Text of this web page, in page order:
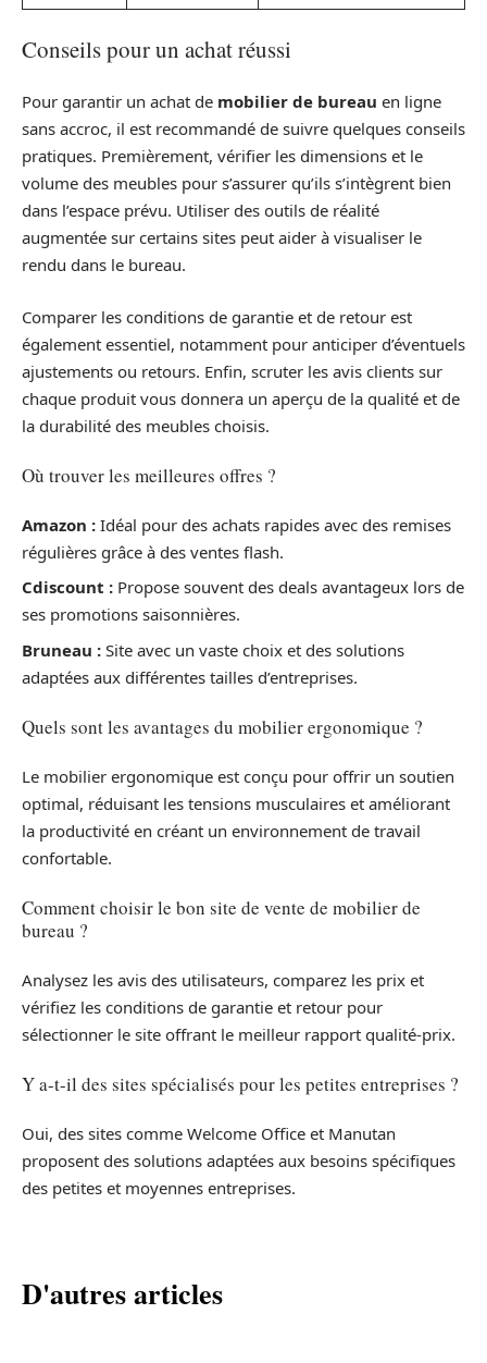
Conseils pour un achat réussi
Pour garantir un achat de mobilier de bureau en ligne
sans accroc, il est recommandé de suivre quelques conseils
pratiques. Premièrement, vérifier les dimensions et le
volume des meubles pour s’assurer qu’ils s’intègrent bien
dans l’espace prévu. Utiliser des outils de réalité
augmentée sur certains sites peut aider à visualiser le
rendu dans le bureau.
Comparer les conditions de garantie et de retour est
également essentiel, notamment pour anticiper d’éventuels
ajustements ou retours. Enfin, scruter les avis clients sur
chaque produit vous donnera un aperçu de la qualité et de
la durabilité des meubles choisis.
Où trouver les meilleures offres ?
Amazon : Idéal pour des achats rapides avec des remises
régulières grâce à des ventes flash.
Cdiscount : Propose souvent des deals avantageux lors de
ses promotions saisonnières.
Bruneau : Site avec un vaste choix et des solutions
adaptées aux différentes tailles d’entreprises.
Quels sont les avantages du mobilier ergonomique ?
Le mobilier ergonomique est conçu pour offrir un soutien
optimal, réduisant les tensions musculaires et améliorant
la productivité en créant un environnement de travail
confortable.
Comment choisir le bon site de vente de mobilier de
bureau ?
Analysez les avis des utilisateurs, comparez les prix et
vérifiez les conditions de garantie et retour pour
sélectionner le site offrant le meilleur rapport qualité-prix.
Y a-t-il des sites spécialisés pour les petites entreprises ?
Oui, des sites comme Welcome Office et Manutan
proposent des solutions adaptées aux besoins spécifiques
des petites et moyennes entreprises.
D'autres articles